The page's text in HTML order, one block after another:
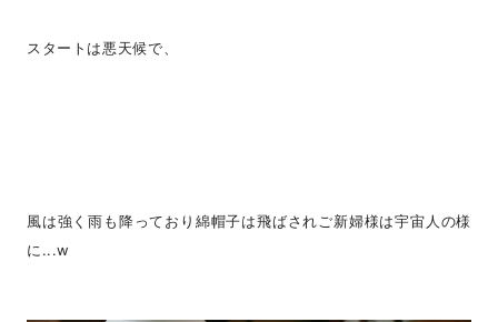
スタートは悪天候で、
風は強く雨も降っており綿帽子は飛ばされご新婦様は宇宙人の様
に...w